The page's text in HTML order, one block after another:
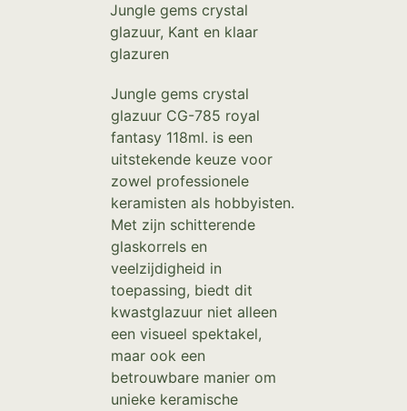
Jungle gems crystal
glazuur, Kant en klaar
glazuren
Jungle gems crystal
glazuur CG-785 royal
fantasy 118ml. is een
uitstekende keuze voor
zowel professionele
keramisten als hobbyisten.
Met zijn schitterende
glaskorrels en
veelzijdigheid in
toepassing, biedt dit
kwastglazuur niet alleen
een visueel spektakel,
maar ook een
betrouwbare manier om
unieke keramische